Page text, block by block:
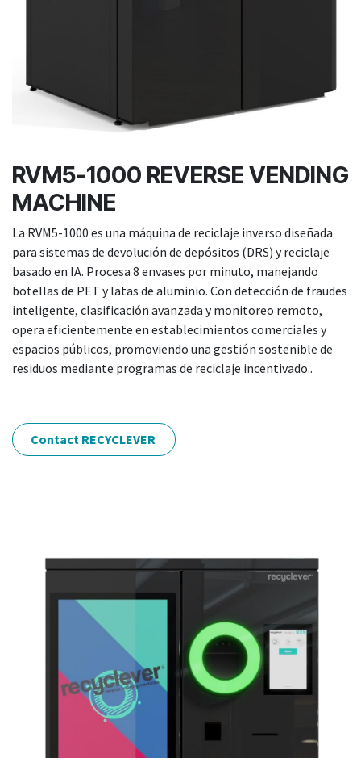
RVM5-1000 REVERSE VENDING
MACHINE
La RVM5-1000 es una máquina de reciclaje inverso diseñada
para sistemas de devolución de depósitos (DRS) y reciclaje
basado en IA. Procesa 8 envases por minuto, manejando
botellas de PET y latas de aluminio. Con detección de fraudes
inteligente, clasificación avanzada y monitoreo remoto,
opera eficientemente en establecimientos comerciales y
espacios públicos, promoviendo una gestión sostenible de
residuos mediante programas de reciclaje incentivado..
Contact RECYCLEVER